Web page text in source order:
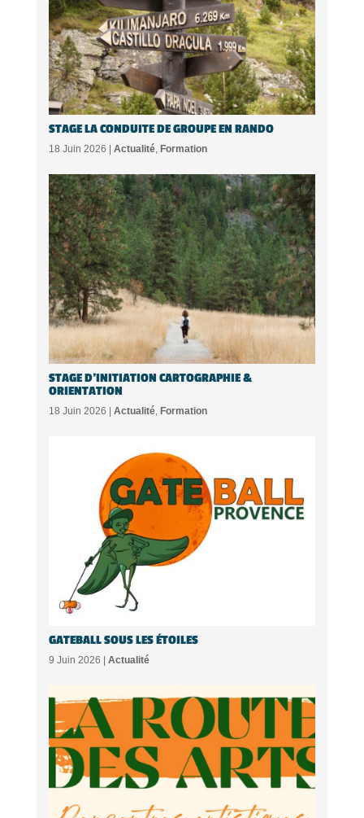
STAGE LA CONDUITE DE GROUPE EN RANDO
18 Juin 2026 | Actualité, Formation
STAGE D’INITIATION CARTOGRAPHIE &
ORIENTATION
18 Juin 2026 | Actualité, Formation
GATEBALL SOUS LES ÉTOILES
9 Juin 2026 | Actualité